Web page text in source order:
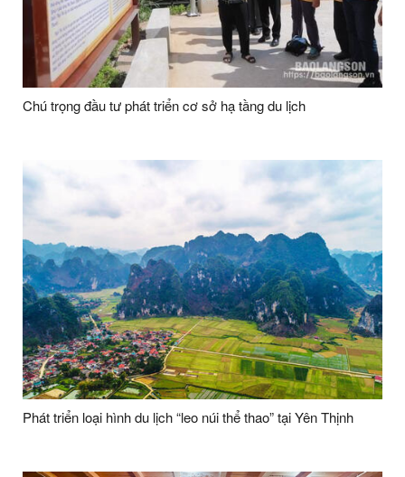
Chú trọng đầu tư phát triển cơ sở hạ tầng du lịch
Phát triển loại hình du lịch “leo núi thể thao” tại Yên Thịnh